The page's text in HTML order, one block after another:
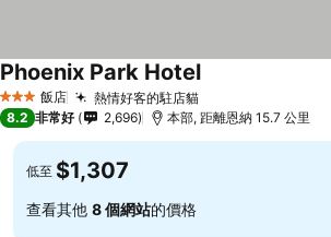
3 星級 飯店 熱情好客的駐店貓
Phoenix Park Hotel
8.2 非常好 2,696 本部, 距離恩納 15.7 公里
低至 $1,307
查看其他 8 個網站的價格